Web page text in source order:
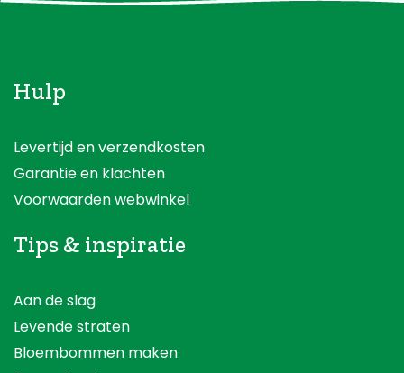
Hulp
Levertijd en verzendkosten
Garantie en klachten
Voorwaarden webwinkel
Tips & inspiratie
Aan de slag
Levende straten
Bloembommen maken